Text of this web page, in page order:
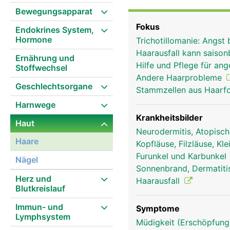
Bewegungsapparat
Endokrines System,
Hormone
Ernährung und
Stoffwechsel
Geschlechtsorgane
Harnwege
Haut
Haare
Nägel
Herz und
Blutkreislauf
Immun- und
Lymphsystem
Haarfollikel gehört ein
("Gänsehaut"). Die
Sonneneinstrahlung.
Einflüssen und die
eingeatmet werden.
Fokus
Trichotillomanie: Angst
Haarausfall kann
Hilfe und Pflege für
Andere Haarprobleme
Stammzellen aus
Krankheitsbilder
Neurodermitis,
Kopfläuse, Filzläuse,
Furunkel und Karbunkel
Sonnenbrand,
Haarausfall
Symptome
Müdigkeit